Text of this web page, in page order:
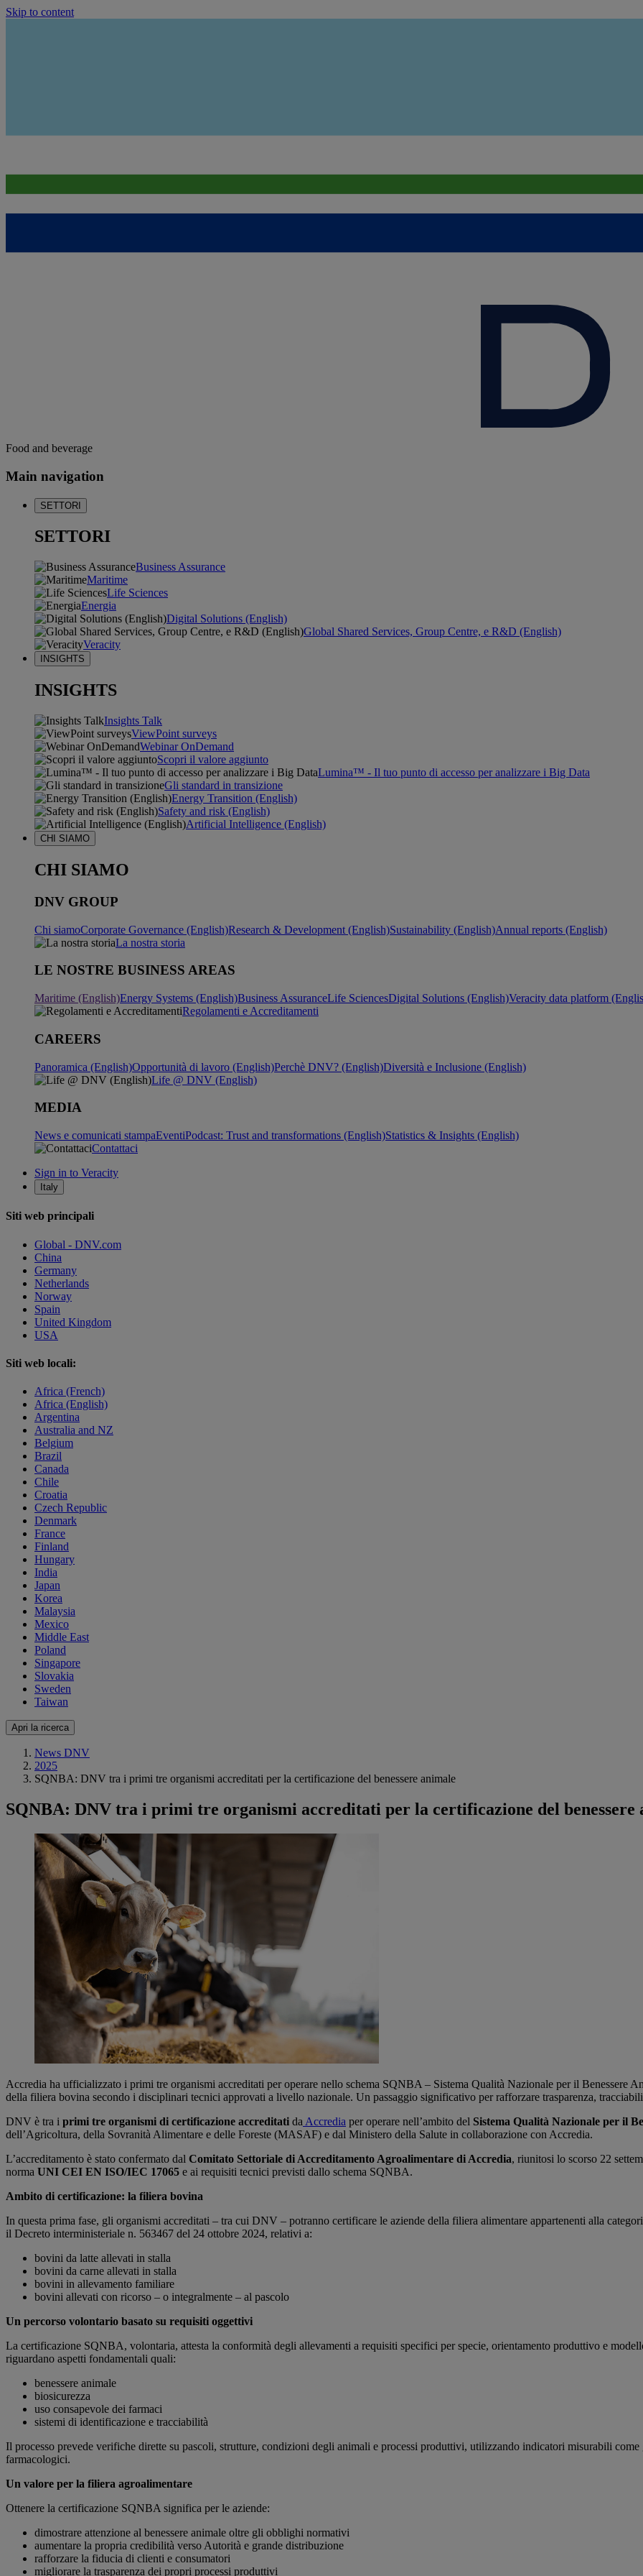
Skip to content
Food and beverage
Main navigation
SETTORI
SETTORI
Business Assurance
Maritime
Life Sciences
Energia
Digital Solutions (English)
Global Shared Services, Group Centre, e R&D (English)
Veracity
INSIGHTS
INSIGHTS
Insights Talk
ViewPoint surveys
Webinar OnDemand
Scopri il valore aggiunto
Lumina™ - Il tuo punto di accesso per analizzare i Big Data
Gli standard in transizione
Energy Transition (English)
Safety and risk (English)
Artificial Intelligence (English)
CHI SIAMO
CHI SIAMO
DNV GROUP
Chi siamoCorporate Governance (English)Research & Development (English)Sustainability (English)Annual reports (English)
La nostra storia
LE NOSTRE BUSINESS AREAS
Maritime (English)Energy Systems (English)Business AssuranceLife SciencesDigital Solutions (English)Veracity data platform
Regolamenti e Accreditamenti
CAREERS
Panoramica (English)Opportunità di lavoro (English)Perchè DNV? (English)Diversità e Inclusione (English)
Life @ DNV (English)
MEDIA
News e comunicati stampaEventiPodcast: Trust and transformations (English)Statistics & Insights (English)
Contattaci
Sign in to Veracity
Italy
Siti web principali
Global - DNV.com
China
Germany
Netherlands
Norway
Spain
United Kingdom
USA
Siti web locali:
Africa (French)
Africa (English)
Argentina
Australia and NZ
Belgium
Brazil
Canada
Chile
Croatia
Czech Republic
Denmark
France
Finland
Hungary
India
Japan
Korea
Malaysia
Mexico
Middle East
Poland
Singapore
Slovakia
Sweden
Taiwan
Apri la ricerca
News DNV
2025
SQNBA: DNV tra i primi tre organismi accreditati per la certificazione del benessere animale
SQNBA: DNV tra i primi tre organismi accreditati per la certificazione del benessere
Accredia ha ufficializzato i primi tre organismi accreditati per operare nello schema SQNBA – Sistema Qualità Nazionale per il Benessere
della filiera bovina secondo i disciplinari tecnici approvati a livello nazionale. Un passaggio significativo per rafforzare trasparenza,
DNV è tra i primi tre organismi di certificazione accreditati da Accredia per operare nell’ambito del Sistema Qualità Nazionale per il
dell’Agricoltura, della Sovranità Alimentare e delle Foreste (MASAF) e dal Ministero della Salute in collaborazione con Accredia.
L’accreditamento è stato confermato dal Comitato Settoriale di Accreditamento Agroalimentare di Accredia, riunitosi lo scorso 22
norma UNI CEI EN ISO/IEC 17065 e ai requisiti tecnici previsti dallo schema SQNBA.
Ambito di certificazione: la filiera bovina
In questa prima fase, gli organismi accreditati – tra cui DNV – potranno certificare le aziende della filiera alimentare appartenenti alla
il Decreto interministeriale n. 563467 del 24 ottobre 2024, relativi a:
bovini da latte allevati in stalla
bovini da carne allevati in stalla
bovini in allevamento familiare
bovini allevati con ricorso – o integralmente – al pascolo
Un percorso volontario basato su requisiti oggettivi
La certificazione SQNBA, volontaria, attesta la conformità degli allevamenti a requisiti specifici per specie, orientamento produttivo e
riguardano aspetti fondamentali quali:
benessere animale
biosicurezza
uso consapevole dei farmaci
sistemi di identificazione e tracciabilità
Il processo prevede verifiche dirette su pascoli, strutture, condizioni degli animali e processi produttivi, utilizzando indicatori misurabili
farmacologici.
Un valore per la filiera agroalimentare
Ottenere la certificazione SQNBA significa per le aziende:
dimostrare attenzione al benessere animale oltre gli obblighi normativi
aumentare la propria credibilità verso Autorità e grande distribuzione
rafforzare la fiducia di clienti e consumatori
migliorare la trasparenza dei propri processi produttivi